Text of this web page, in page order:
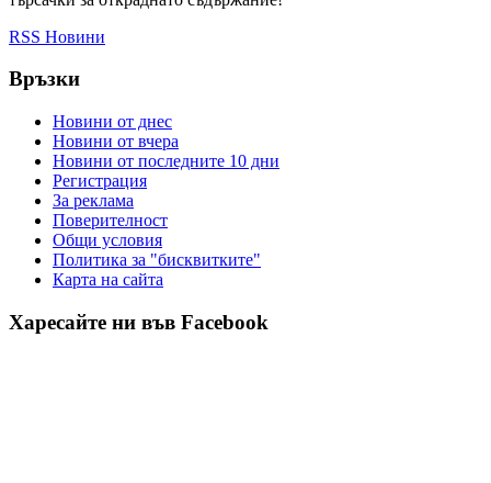
RSS Новини
Връзки
Новини от днес
Новини от вчера
Новини от последните 10 дни
Регистрация
За реклама
Πoвepитeлнocт
Общи условия
Политика за "бисквитките"
Карта на сайта
Харесайте ни във Facebook